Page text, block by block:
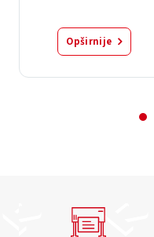
Opširnije